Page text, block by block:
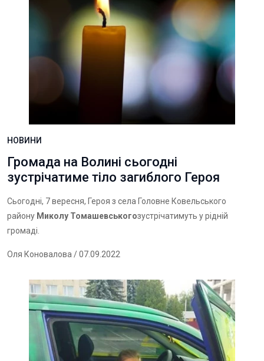
НОВИНИ
Громада на Волині сьогодні
зустрічатиме тіло загиблого Героя
Сьогодні, 7 вересня, Героя з села Головне Ковельського
району Миколу Томашевськогозустрічатимуть у рідній
громаді.
Оля Коновалова / 07.09.2022